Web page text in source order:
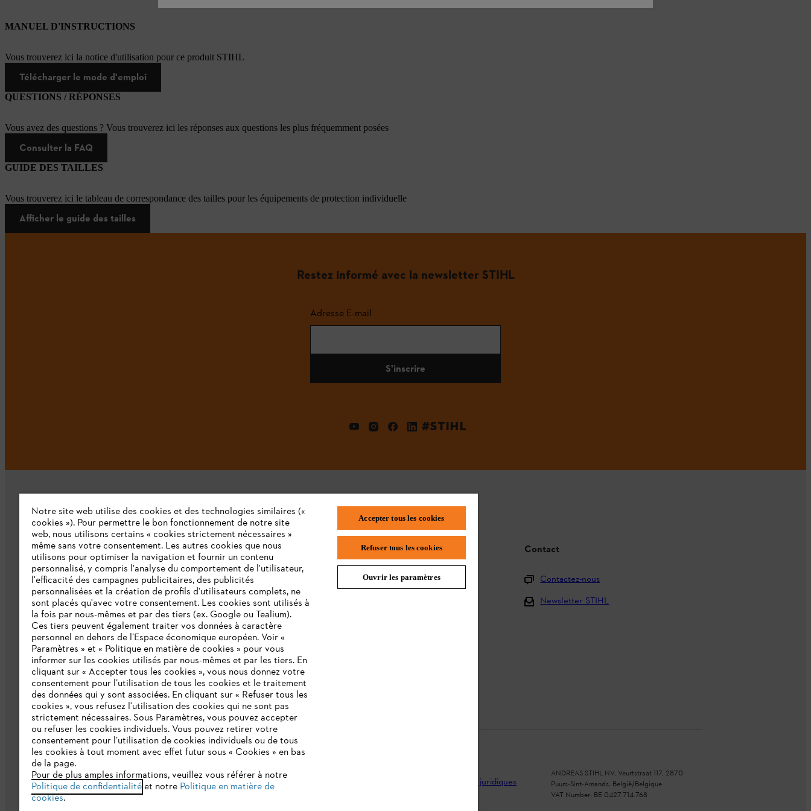
MANUEL D'INSTRUCTIONS
Vous trouverez ici la notice d'utilisation pour ce produit STIHL
Télécharger le mode d'emploi
QUESTIONS / RÉPONSES
Vous avez des questions ? Vous trouverez ici les réponses aux questions les plus fréquemment posées
Consulter la FAQ
GUIDE DES TAILLES
Vous trouverez ici le tableau de correspondance des tailles pour les équipements de protection individuelle
Afficher le guide des tailles
Restez informé avec la newsletter STIHL
Adresse E-mail
S'inscrire
#STIHL
L'Entreprise
Qui sommes-nous ?
Presse
Emploi
Développement durable
Ligne Intégrité STIHL
Catalogue
STIHL FAQ
L'Enregistrement
Contact
Contactez-nous
Newsletter STIHL
Politique de protection des données Mentions légales Informations juridiques
ANDREAS STIHL NV, Veurtstraat 117, 2870
Puurs-Sint-Amands, België/Belgique
VAT Number: BE 0427.714.768
Notre site web utilise des cookies et des technologies similaires («
cookies »). Pour permettre le bon fonctionnement de notre site
web, nous utilisons certains « cookies strictement nécessaires »
même sans votre consentement. Les autres cookies que nous
utilisons pour optimiser la navigation et fournir un contenu
personnalisé, y compris l'analyse du comportement de l'utilisateur,
l'efficacité des campagnes publicitaires, des publicités
personnalisées et la création de profils d'utilisateurs complets, ne
sont placés qu'avec votre consentement. Les cookies sont utilisés à
la fois par nous-mêmes et par des tiers (ex. Google ou Tealium).
Ces tiers peuvent également traiter vos données à caractère
personnel en dehors de l’Espace économique européen. Voir «
Paramètres » et « Politique en matière de cookies » pour vous
informer sur les cookies utilisés par nous-mêmes et par les tiers. En
cliquant sur « Accepter tous les cookies », vous nous donnez votre
consentement pour l’utilisation de tous les cookies et le traitement
des données qui y sont associées. En cliquant sur « Refuser tous les
cookies », vous refusez l'utilisation des cookies qui ne sont pas
strictement nécessaires. Sous Paramètres, vous pouvez accepter
ou refuser les cookies individuels. Vous pouvez retirer votre
consentement pour l’utilisation de cookies individuels ou de tous
les cookies à tout moment avec effet futur sous « Cookies » en bas
de la page.
Pour de plus amples informations, veuillez vous référer à notre
Politique de confidentialitéet notre Politique en matière de
cookies.
Accepter tous les cookies
Refuser tous les cookies
Ouvrir les paramètres